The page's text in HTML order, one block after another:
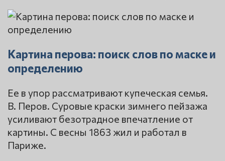
Картина перова: поиск слов по маске и
определению
Ее в упор рассматривают купеческая семья.
В. Перов. Суровые краски зимнего пейзажа
усиливают безотрадное впечатление от
картины. С весны 1863 жил и работал в
Париже.